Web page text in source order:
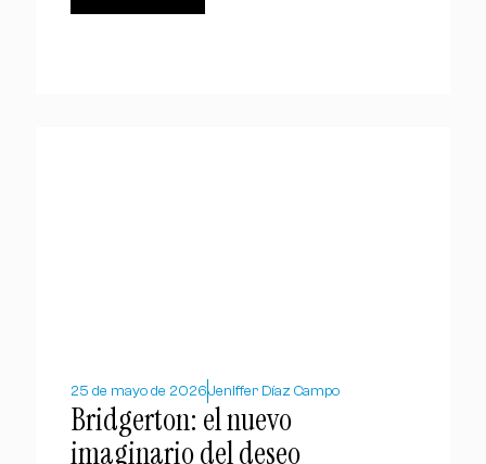
25 de mayo de 2026Jeniffer Díaz Campo
Bridgerton: el nuevo
imaginario del deseo